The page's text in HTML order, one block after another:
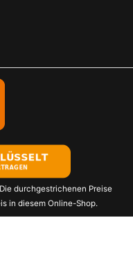
durchgestrichenen Preise
in diesem Online-Shop.